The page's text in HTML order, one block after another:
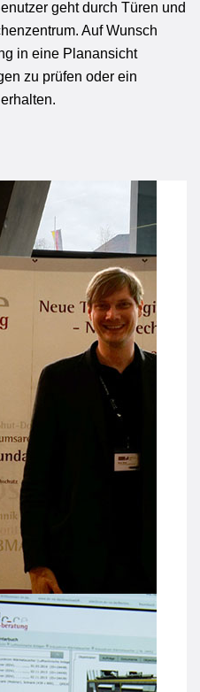
geht durch Türen und
Auf Wunsch
in eine Planansicht
zu prüfen oder ein